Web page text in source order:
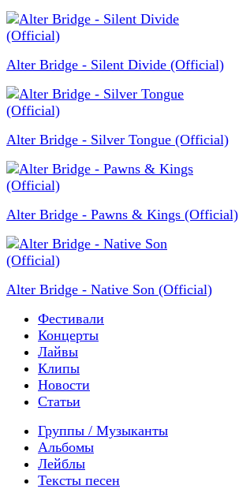
Alter Bridge - Silent Divide (Official)
Alter Bridge - Silver Tongue (Official)
Alter Bridge - Pawns & Kings (Official)
Alter Bridge - Native Son (Official)
Фестивали
Концерты
Лайвы
Клипы
Новости
Статьи
Группы / Музыканты
Альбомы
Лейблы
Тексты песен